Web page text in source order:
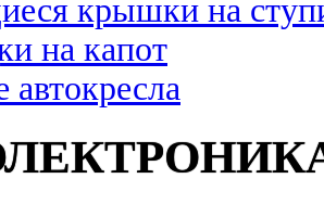
крышки на
на капот
автокресла